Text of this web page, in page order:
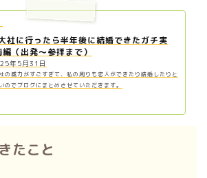
社に行ったら半年後に結婚できたガチ実
（出発〜参拝まで）
年5月31日
の威力がすごすぎて、私の周りも恋人ができたり結婚したりと
のでブログにまとめさせていただきます。
たこと